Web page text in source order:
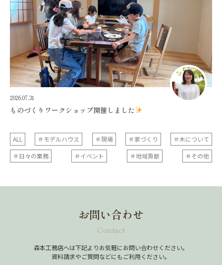
2026.07.31
ものづくりワークショップ開催しました
ALL ＃モデルハウス ＃現場 ＃家づくり
＃木について
＃日々の業務
＃イベント ＃地域貢献 ＃その他
お問い合わせ
Contact
森本工務店へは下記よりお気軽にお問い合わせください。
資料請求やご質問などにもご利用ください。